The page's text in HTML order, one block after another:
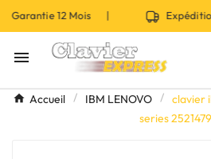
12 Mois |

Accueil IBM LENOVO
clavier
series